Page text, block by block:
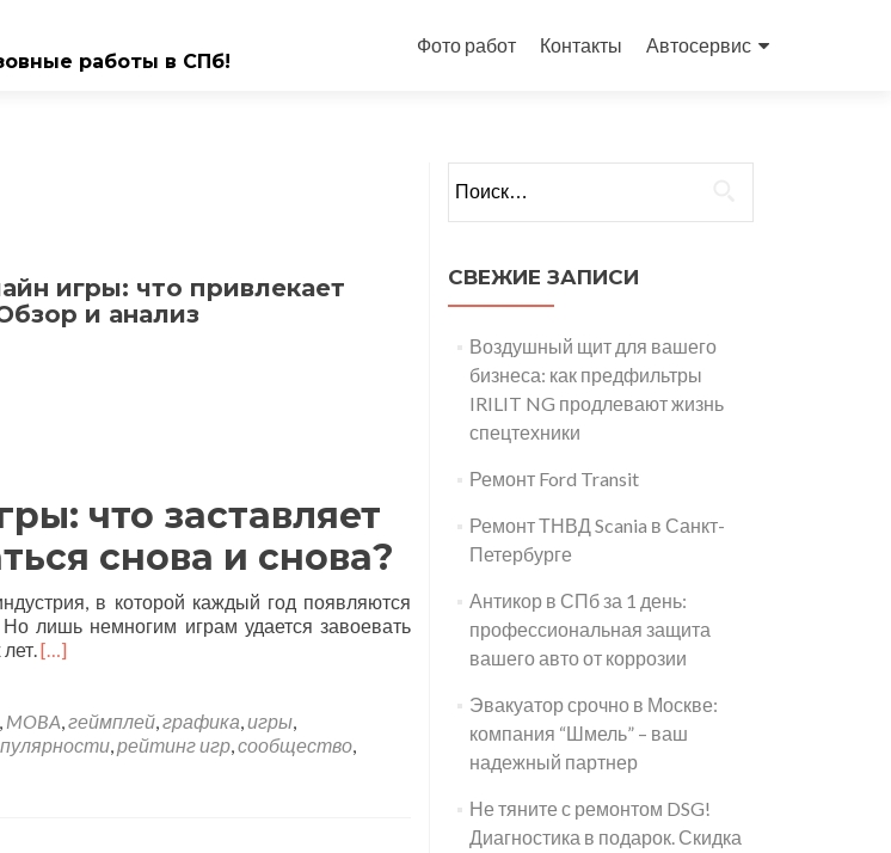
работы в СПб!
к
Фото работ Контакты Автосервис
игры: что привлекает
и анализ
что заставляет
снова и снова?
в которой каждый год появляются
лишь немногим играм удается завоевать
[…]
, MOBA,геймплей,графика,игры,
,рейтинг игр,сообщество,
СВЕЖИЕ ЗАПИСИ
Воздушный щит для вашего
бизнеса: как предфильтры
IRILIT NG продлевают жизнь
спецтехники
Ремонт Ford Transit
Ремонт ТНВД Scania в Санкт-
Петербурге
Антикор в СПб за 1 день:
профессиональная защита
вашего авто от коррозии
Эвакуатор срочно в Москве:
компания “Шмель” – ваш
надежный партнер
Не тяните с ремонтом DSG!
Диагностика в подарок. Скидка